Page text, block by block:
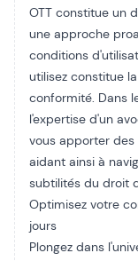
OTT constitue un
une approche
conditions
utilisez constitue
conformité. Dans
l'expertise d'un
vous apporter des
aidant ainsi à
subtilités du droit
Optimisez votre
jours
Plongez dans